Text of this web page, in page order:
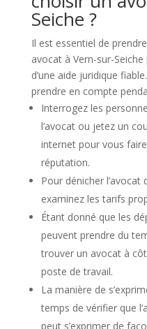
Seiche ?
Il est essentiel de
avocat à Vern-sur-
d’une aide juridique
prendre en compte
Interrogez les
l’avocat ou jetez un
internet pour vous
réputation.
Pour dénicher
examinez les tarifs
Étant donné que les
peuvent prendre du
trouver un avocat à
poste de travail.
La manière de
temps de vérifier que
peut s’exprimer de